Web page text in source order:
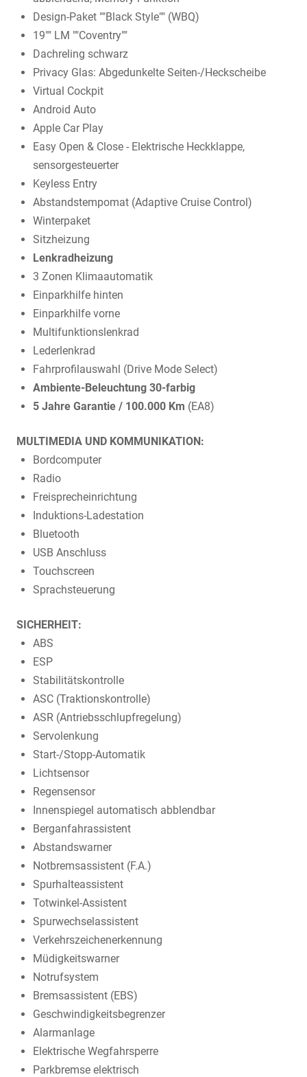
Design-Paket ""Black Style"" (WBQ)
19"" LM ""Coventry""
Dachreling schwarz
Privacy Glas: Abgedunkelte Seiten-/Heckscheibe
Virtual Cockpit
Android Auto
Apple Car Play
Easy Open & Close - Elektrische Heckklappe,
sensorgesteuerter
Keyless Entry
Abstandstempomat (Adaptive Cruise Control)
Winterpaket
Sitzheizung
Lenkradheizung
3 Zonen Klimaautomatik
Einparkhilfe hinten
Einparkhilfe vorne
Multifunktionslenkrad
Lederlenkrad
Fahrprofilauswahl (Drive Mode Select)
Ambiente-Beleuchtung 30-farbig
5 Jahre Garantie / 100.000 Km (EA8)
MULTIMEDIA UND KOMMUNIKATION:
Bordcomputer
Radio
Freisprecheinrichtung
Induktions-Ladestation
Bluetooth
USB Anschluss
Touchscreen
Sprachsteuerung
SICHERHEIT:
ABS
ESP
Stabilitätskontrolle
ASC (Traktionskontrolle)
ASR (Antriebsschlupfregelung)
Servolenkung
Start-/Stopp-Automatik
Lichtsensor
Regensensor
Innenspiegel automatisch abblendbar
Berganfahrassistent
Abstandswarner
Notbremsassistent (F.A.)
Spurhalteassistent
Totwinkel-Assistent
Spurwechselassistent
Verkehrszeichenerkennung
Müdigkeitswarner
Notrufsystem
Bremsassistent (EBS)
Geschwindigkeitsbegrenzer
Alarmanlage
Elektrische Wegfahrsperre
Parkbremse elektrisch